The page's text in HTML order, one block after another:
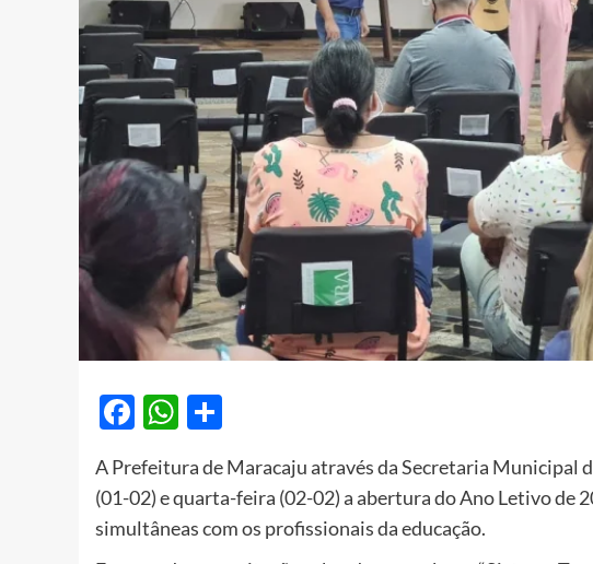
Facebook
WhatsApp
A Prefeitura de Maracaju através da Secretaria Municipal
(01-02) e quarta-feira (02-02) a abertura do Ano Letivo de
simultâneas com os profissionais da educação.